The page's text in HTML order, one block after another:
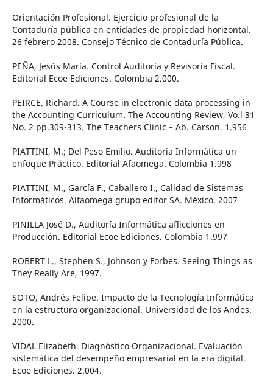
Orientación Profesional. Ejercicio profesional de la
Contaduría pública en entidades de propiedad horizontal.
26 febrero 2008. Consejo Técnico de Contaduría Pública.
PEÑA, Jesús María. Control Auditoría y Revisoría Fiscal.
Editorial Ecoe Ediciones. Colombia 2.000.
PEIRCE, Richard. A Course in electronic data processing in
the Accounting Curriculum. The Accounting Review, Vo.l 31
No. 2 pp.309-313. The Teachers Clinic – Ab. Carson. 1.956
PIATTINI, M.; Del Peso Emilio. Auditoría Informática un
enfoque Práctico. Editorial Afaomega. Colombia 1.998
PIATTINI, M., García F., Caballero I., Calidad de Sistemas
Informáticos. Alfaomega grupo editor SA. México. 2007
PINILLA José D., Auditoría Informática aflicciones en
Producción. Editorial Ecoe Ediciones. Colombia 1.997
ROBERT L., Stephen S., Johnson y Forbes. Seeing Things as
They Really Are, 1997.
SOTO, Andrés Felipe. Impacto de la Tecnología Informática
en la estructura organizacional. Universidad de los Andes.
2000.
VIDAL Elizabeth. Diagnóstico Organizacional. Evaluación
sistemática del desempeño empresarial en la era digital.
Ecoe Ediciones. 2.004.